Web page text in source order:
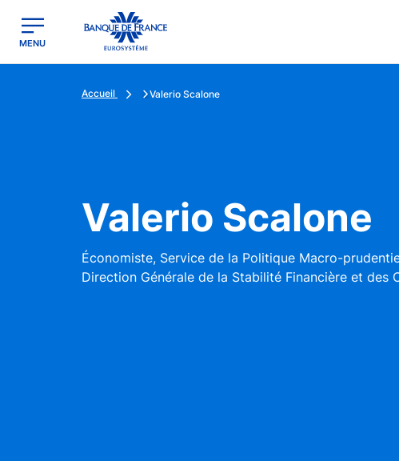
Banque de France - Menu Principal
MENU
Accueil Valerio Scalone
Valerio Scalone
Économiste, Service de la Politique Macro-
Direction Générale de la Stabilité Financière et des